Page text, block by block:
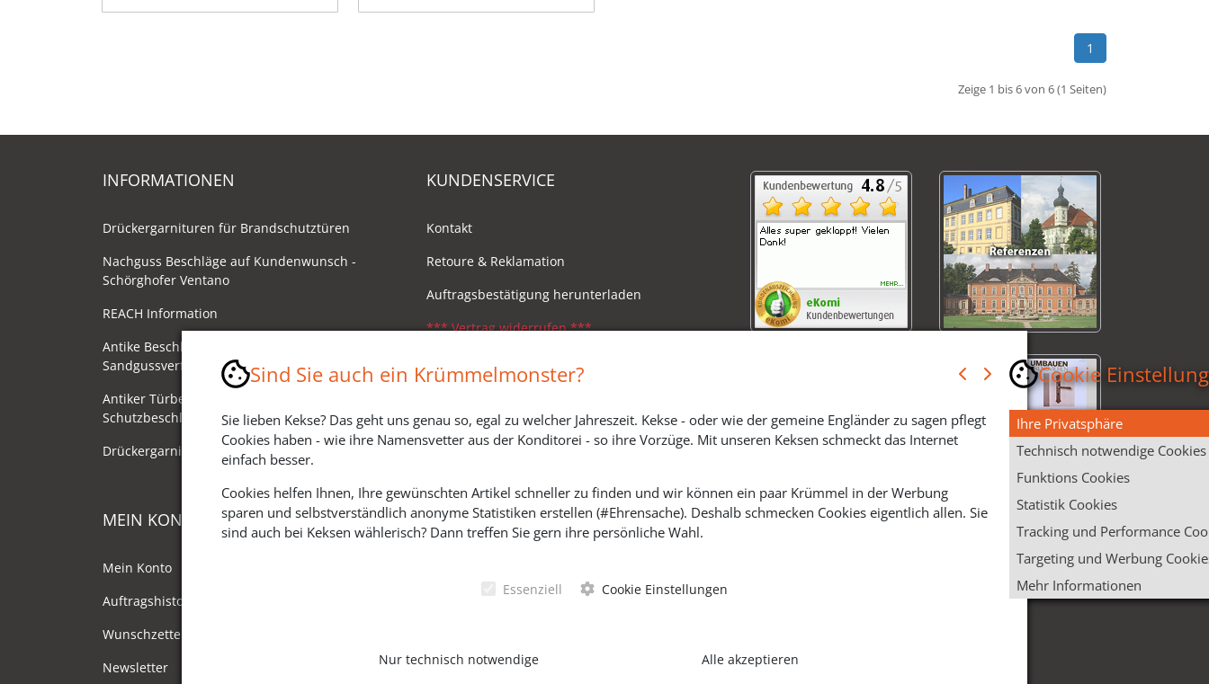
1
Zeige 1 bis 6 von 6 (1 Seiten)
INFORMATIONEN
Drückergarnituren für Brandschutztüren
Nachguss Beschläge auf Kundenwunsch -
Schörghofer Ventano
REACH Information
Antike Beschläge - Herstellung im
Sandgussverfahren
Antiker Türbeschlag als
Schutzbeschlag/Sicherheitsbeschlag
Drückergarnituren mit Drehknauf
KUNDENSERVICE
Kontakt
Retoure & Reklamation
Auftragsbestätigung herunterladen
*** Vertrag widerrufen ***
Versandkosten, Lieferzeiten & Zahlungsmodi
MEIN KONTO
Mein Konto
Auftragshistorie
Wunschzettel
Newsletter
SOZIALE MEDIEN
Sind Sie auch ein Krümmelmonster?
Sie lieben Kekse? Das geht uns genau so, egal zu welcher Jahreszeit. Kekse - oder wie der gemeine Engländer zu sagen pflegt
Cookies haben - wie ihre Namensvetter aus der Konditorei - so ihre Vorzüge. Mit unseren Keksen schmeckt das Internet
einfach besser.
Cookies helfen Ihnen, Ihre gewünschten Artikel schneller zu finden und wir können ein paar Krümmel in der Werbung
sparen und selbstverständlich anonyme Statistiken erstellen (#Ehrensache). Deshalb schmecken Cookies eigentlich allen. Sie
sind auch bei Keksen wählerisch? Dann treffen Sie gern ihre persönliche Wahl.
Essenziell Cookie Einstellungen
Nur technisch notwendige Alle akzeptieren
Cookie
Ihre Privatsphäre
Technisch notwendige Cookies
Funktions Cookies
Statistik Cookies
Tracking und Performance
Targeting und Werbung
Mehr Informationen